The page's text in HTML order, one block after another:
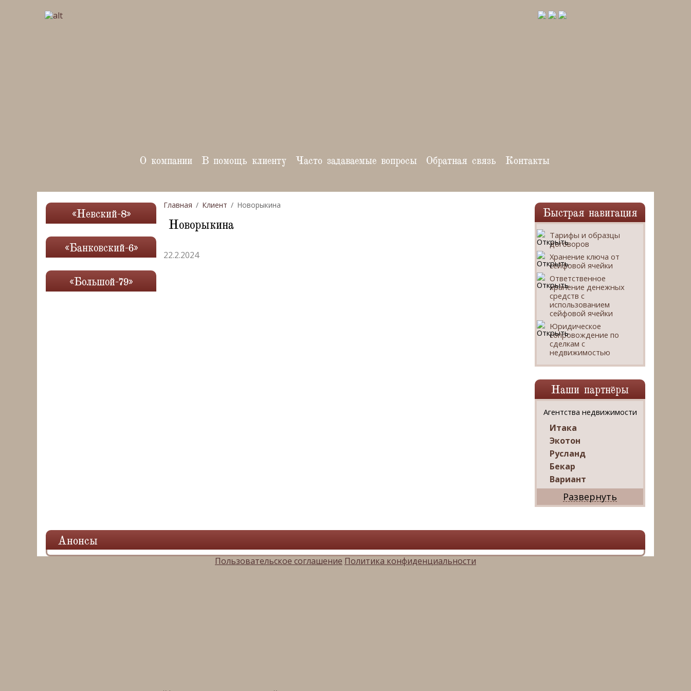
О компании В помощь клиенту Часто задаваемые вопросы Обратная связь Контакты
«Невский-8»
«Банковский-6»
«Большой-79»
Главная Клиент Новорыкина
Новорыкина
22.2.2024
Быстрая навигация
Тарифы и образцы
договоров
Хранение ключа от
сейфовой ячейки
Ответственное
хранение денежных
средств с
использованием
сейфовой ячейки
Юридическое
сопровождение по
сделкам с
недвижимостью
Наши партнёры
Агентства недвижимости
Итака
Экотон
Русланд
Бекар
Вариант
Дриада
Реал
Ваш Дом
Мир квартир
Анонсы
Пользовательское соглашение Политика конфиденциальности